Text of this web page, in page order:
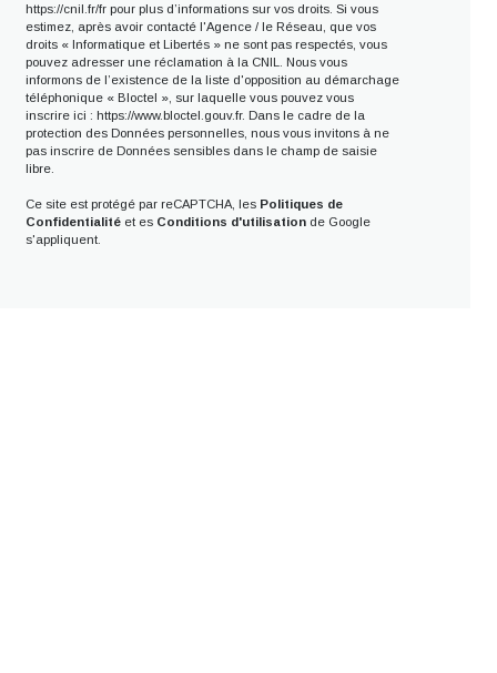
https://cnil.fr/frpour plus d’informations sur vos droits. Si vous
estimez, après avoir contacté l'Agence / le Réseau, que vos
droits « Informatique et Libertés » ne sont pas respectés, vous
pouvez adresser une réclamation à la CNIL. Nous vous
informons de l’existence de la liste d'opposition au démarchage
téléphonique « Bloctel », sur laquelle vous pouvez vous
inscrire ici : https://www.bloctel.gouv.fr. Dans le cadre de la
protection des Données personnelles, nous vous invitons à ne
pas inscrire de Données sensibles dans le champ de saisie
libre.
Ce site est protégé par reCAPTCHA, les Politiques de
Confidentialitéet es Conditions d'utilisationde Google
s'appliquent.